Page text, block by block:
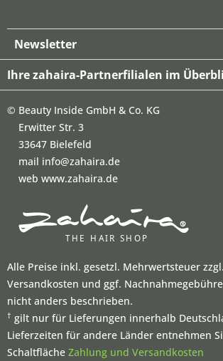
Newsletter
Ihre zahaira-Partnerfilialen im
© Beauty Inside GmbH & Co. KG
Erwitter Str. 3
33647 Bielefeld
mail info@zahaira.de
web www.zahaira.de
Alle Preise inkl. gesetzl. Mehrwertsteuer zzgl.
Versandkosten und ggf.
nicht anders beschrieben.
† gilt nur für Lieferungen innerhalb
Lieferzeiten für andere Länder entnehmen
Schaltfläche Zahlung und Versandkosten